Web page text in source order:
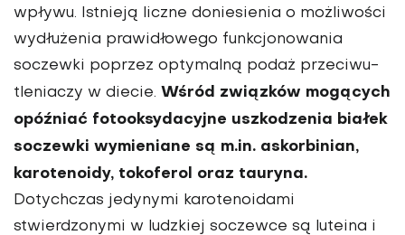
wpływu. Istnieją liczne do­niesienia o możliwości
wy­dłużenia prawidłowego funk­cjonowania
soczewki poprzez optymalną podaż przeciwu­
tleniaczy w diecie. Wśród związków mogących
opóźniać fotooksydacyjne uszkodzenia białek
soczewki wymieniane są m.in. askorbinian,
karote­noidy, tokoferol oraz tauryna.
Dotychczas jedynymi karo­tenoidami
stwierdzonymi w ludzkiej soczewce są lute­ina i